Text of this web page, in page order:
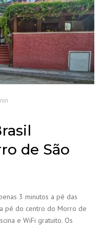
de São
3 minutos a pé das
pé do centro do Morro de
e WiFi gratuito. Os